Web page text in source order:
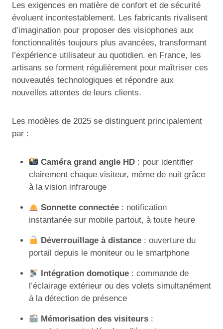
Les exigences en matière de confort et de sécurité
évoluent incontestablement. Les fabricants rivalisent
d’imagination pour proposer des visiophones aux
fonctionnalités toujours plus avancées, transformant
l’expérience utilisateur au quotidien. en France, les
artisans se forment régulièrement pour maîtriser ces
nouveautés technologiques et répondre aux
nouvelles attentes de leurs clients.
Les modèles de 2025 se distinguent principalement
par :
Caméra grand angle HD : pour identifier
clairement chaque visiteur, même de nuit grâce
à la vision infrarouge
Sonnette connectée : notification
instantanée sur mobile partout, à toute heure
Déverrouillage à distance : ouverture du
portail depuis le moniteur ou le smartphone
Intégration domotique : commande de
l’éclairage extérieur ou des volets simultanément
à la détection de présence
Mémorisation des visiteurs :